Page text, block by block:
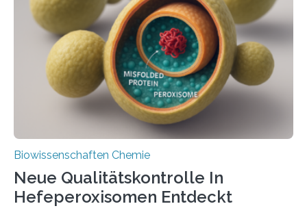
Biowissenschaften Chemie
Neue Qualitätskontrolle In
Hefeperoxisomen Entdeckt